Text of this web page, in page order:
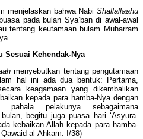
menjelaskan bahwa Nabi Shallallaahu
pada bulan Sya’ban di awal-awal
tentang keutamaan bulam Muharram
Sesuai Kehendak-Nya
menyebutkan tentang pengutamaan
hal ini ada dua bentuk: Pertama,
keagamaan yang dikembalikan
kepada para hamba-Nya dengan
pahala pelakunya sebagaimana
begitu juga puasa hari ‘Asyura.
kebaikan Allah kepada para hamba-
al-Ahkam: I/38)